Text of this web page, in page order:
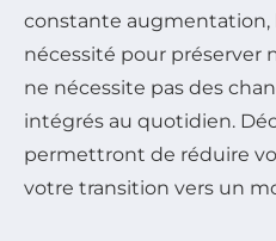
constante augmentation,
nécessité pour préserver
ne nécessite pas des
intégrés au quotidien.
permettront de réduire
votre transition vers un